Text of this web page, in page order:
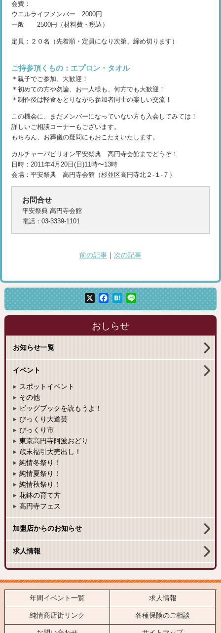
会費：
ウエルライフメンバー 2000円
一般 2500円（材料費・税込）
定員：２０名（先着順・定員になり次第、締め切ります）
ご持参頂くもの：エプロン・タオル
＊親子でご参加、大歓迎！
＊初めての方や勿論、お一人様も、何方でも大歓迎！
＊制作後は軽食をとりながら参加者同士の楽しい交流！
この機会に、まだメンバーになっていない方も入会してみては！
詳しいご相談コーナーもございます。
もちろん、お葬儀の疑問にもおこたえいたします。
カルチャーパビリオン平安祭典 高円寺会館までどうぞ！
日時：2011年4月20日(日)11時〜13時
会場：平安祭典 高円寺会館（杉並区高円寺北２-１-７）
お問合せ
平安祭典 高円寺会館
電話：03-3339-1101
前の記事 次の記事
X Facebook
Hatena
Line
おしらせ
お知らせ一覧
イベント
スポットイベント
その他
ビッグブックを読もうよ！
びっくり大道芸
びっくり市
東京高円寺阿波おどり
歳末福引大売出し！
純情冬祭り！
純情夏祭り！
純情秋祭り！
花鉢の育て方
高円寺フェス
加盟店からのお知らせ
求人情報
年間イベント一覧 求人情報
純情商店街リンク 各種保険のご相談